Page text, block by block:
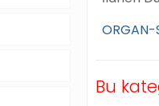
ORGAN-
Bu